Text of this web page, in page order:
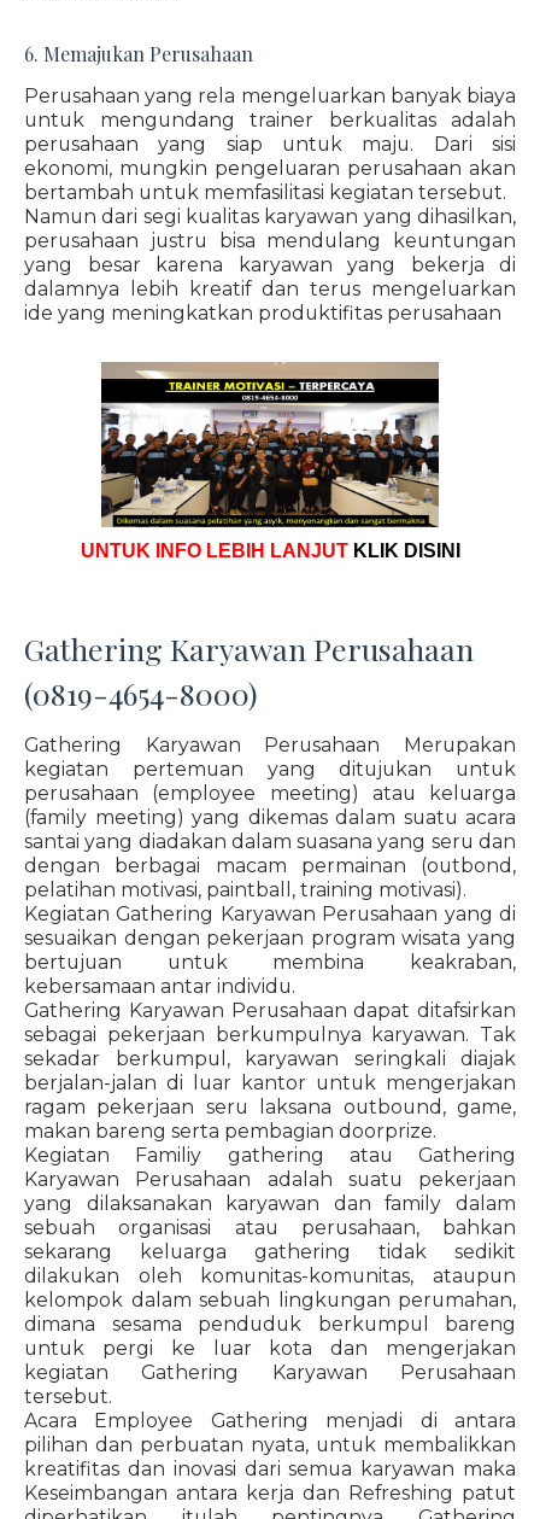
6. Memajukan Perusahaan
Perusahaan yang rela mengeluarkan banyak biaya
untuk mengundang trainer berkualitas adalah
perusahaan yang siap untuk maju. Dari sisi
ekonomi, mungkin pengeluaran perusahaan akan
bertambah untuk memfasilitasi kegiatan tersebut.
Namun dari segi kualitas karyawan yang dihasilkan,
perusahaan justru bisa mendulang keuntungan
yang besar karena karyawan yang bekerja di
dalamnya lebih kreatif dan terus mengeluarkan
ide yang meningkatkan produktifitas perusahaan
UNTUK INFO LEBIH LANJUT KLIK DISINI
Gathering Karyawan Perusahaan
(0819-4654-8000)
Gathering Karyawan Perusahaan Merupakan
kegiatan pertemuan yang ditujukan untuk
perusahaan (employee meeting) atau keluarga
(family meeting) yang dikemas dalam suatu acara
santai yang diadakan dalam suasana yang seru dan
dengan berbagai macam permainan (outbond,
pelatihan motivasi, paintball, training motivasi).
Kegiatan Gathering Karyawan Perusahaan yang di
sesuaikan dengan pekerjaan program wisata yang
bertujuan untuk membina keakraban,
kebersamaan antar individu.
Gathering Karyawan Perusahaan dapat ditafsirkan
sebagai pekerjaan berkumpulnya karyawan. Tak
sekadar berkumpul, karyawan seringkali diajak
berjalan-jalan di luar kantor untuk mengerjakan
ragam pekerjaan seru laksana outbound, game,
makan bareng serta pembagian doorprize.
Kegiatan Familiy gathering atau Gathering
Karyawan Perusahaan adalah suatu pekerjaan
yang dilaksanakan karyawan dan family dalam
sebuah organisasi atau perusahaan, bahkan
sekarang keluarga gathering tidak sedikit
dilakukan oleh komunitas-komunitas, ataupun
kelompok dalam sebuah lingkungan perumahan,
dimana sesama penduduk berkumpul bareng
untuk pergi ke luar kota dan mengerjakan
kegiatan Gathering Karyawan Perusahaan
tersebut.
Acara Employee Gathering menjadi di antara
pilihan dan perbuatan nyata, untuk membalikkan
kreatifitas dan inovasi dari semua karyawan maka
Keseimbangan antara kerja dan Refreshing patut